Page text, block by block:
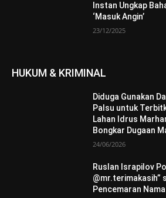
Instan Ungkap
‘Masuk Angin’
23/12/2025
HUKUM & KRIMINAL
Diduga Gunakan
Palsu untuk
Lahan Idrus
Bongkar Dugaan
24/06/2026
Ruslan Israpilov
@mr.terimakasih”
Pencemaran